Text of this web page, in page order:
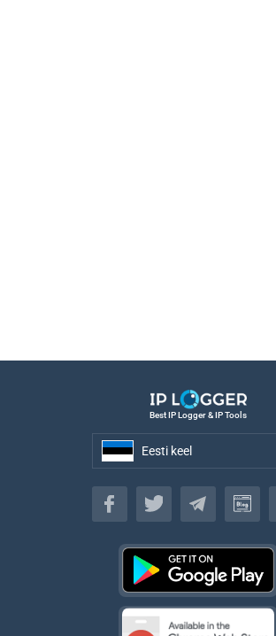
Best IP Logger & IP Tools
Eesti keel
Eesti keel